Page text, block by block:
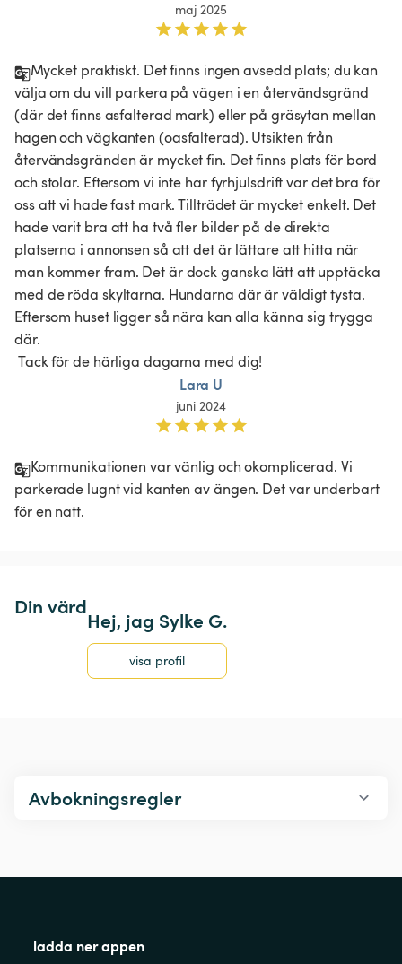
maj 2025
Mycket praktiskt. Det finns ingen avsedd plats; du kan
välja om du vill parkera på vägen i en återvändsgränd
(där det finns asfalterad mark) eller på gräsytan mellan
hagen och vägkanten (oasfalterad). Utsikten från
återvändsgränden är mycket fin. Det finns plats för bord
och stolar. Eftersom vi inte har fyrhjulsdrift var det bra för
oss att vi hade fast mark. Tillträdet är mycket enkelt. Det
hade varit bra att ha två fler bilder på de direkta
platserna i annonsen så att det är lättare att hitta när
man kommer fram. Det är dock ganska lätt att upptäcka
med de röda skyltarna. Hundarna där är väldigt tysta.
Eftersom huset ligger så nära kan alla känna sig trygga
där.
Tack för de härliga dagarna med dig!
Lara U
juni 2024
Kommunikationen var vänlig och okomplicerad. Vi
parkerade lugnt vid kanten av ängen. Det var underbart
för en natt.
Din värd
Hej, jag Sylke G.
visa profil
Avbokningsregler
ladda ner appen